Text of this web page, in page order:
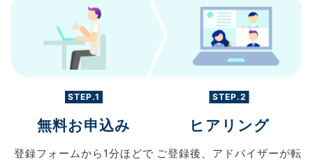
STEP.1
無料お申込み
登録フォームから 1分ほどで
STEP.2
ヒアリング
ご登録後、 アドバイザーが転